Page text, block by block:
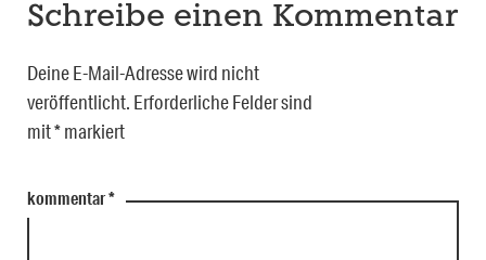
Schreibe einen Kommentar
Deine E-Mail-Adresse wird nicht
veröffentlicht. Erforderliche Felder sind
mit*markiert
kommentar*